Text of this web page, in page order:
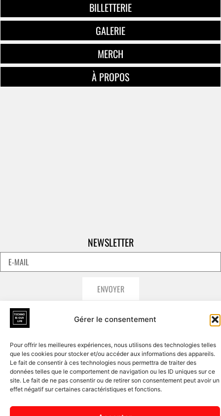
Gérer le consentement
Pour offrir les meilleures expériences, nous utilisons des technologies telles
que les cookies pour stocker et/ou accéder aux informations des appareils.
Le fait de consentir à ces technologies nous permettra de traiter des
données telles que le comportement de navigation ou les ID uniques sur ce
site. Le fait de ne pas consentir ou de retirer son consentement peut avoir un
effet négatif sur certaines caractéristiques et fonctions.
BILLETTERIE
GALERIE
MERCH
À PROPOS
NEWSLETTER
ENVOYER